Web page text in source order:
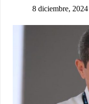
8 diciembre, 2024